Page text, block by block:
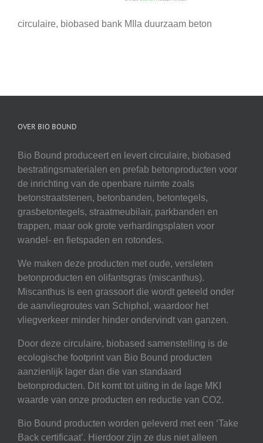
circulaire, biobased bank MIla duurzaam beton
OVER BIO BOUND
Bio Bound produceert en levert circulaire, biobased
bestratingsmaterialen en prefab betonproducten voor
de inrichting van de openbare ruimte zoals
betonstraatstenen, betonbanden, betontegels,
grasbetontegels, straatmeubilair, parkbanden en
trappen, maar ook grote verhardingsplaten voor
wandel- en fietspaden en rotondes.
We maken deze producten met oude, versleten
betonproducten en olifantsgras (miscanthus).
Miscanthus is een grassoort die wordt geteeld onder
de aanvliegroutes van Schiphol, waardoor het
vliegverkeer minder hinder ondervindt van ganzen.
Door deze circulaire, biobased samenstelling is de
ecologische footprint van Bio Bound producten
aanzienlijk lager dan die van standaard
betonproducten. Dit komt tot uiting in de lage MKI
waarde van onze producten en reductie van CO2.
Bio Bound producten worden geleverd met een ‘Take
Back certificaat’. Hierdoor zijn ze dus niet alleen